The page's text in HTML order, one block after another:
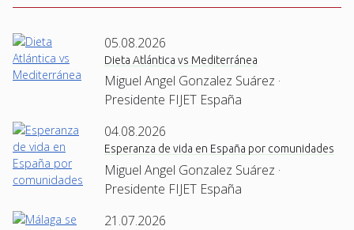
05.08.2026
Dieta Atlántica vs Mediterránea
Miguel Angel Gonzalez Suárez ·
Presidente FIJET España
04.08.2026
Esperanza de vida en España por comunidades
Miguel Angel Gonzalez Suárez ·
Presidente FIJET España
21.07.2026